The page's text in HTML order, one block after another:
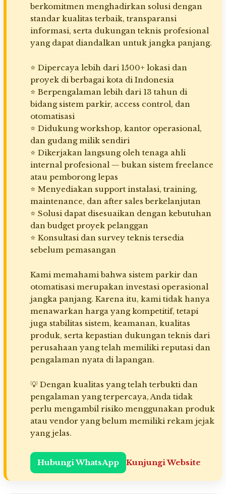
berkomitmen menghadirkan solusi dengan
standar kualitas terbaik, transparansi
informasi, serta dukungan teknis profesional
yang dapat diandalkan untuk jangka panjang.
⭐ Dipercaya lebih dari 1500+ lokasi dan
proyek di berbagai kota di Indonesia
⭐ Berpengalaman lebih dari 13 tahun di
bidang sistem parkir, access control, dan
otomatisasi
⭐ Didukung workshop, kantor operasional,
dan gudang milik sendiri
⭐ Dikerjakan langsung oleh tenaga ahli
internal profesional — bukan sistem freelance
atau pemborong lepas
⭐ Menyediakan support instalasi, training,
maintenance, dan after sales berkelanjutan
⭐ Solusi dapat disesuaikan dengan kebutuhan
dan budget proyek pelanggan
⭐ Konsultasi dan survey teknis tersedia
sebelum pemasangan
Kami memahami bahwa sistem parkir dan
otomatisasi merupakan investasi operasional
jangka panjang. Karena itu, kami tidak hanya
menawarkan harga yang kompetitif, tetapi
juga stabilitas sistem, keamanan, kualitas
produk, serta kepastian dukungan teknis dari
perusahaan yang telah memiliki reputasi dan
pengalaman nyata di lapangan.
💡 Dengan kualitas yang telah terbukti dan
pengalaman yang terpercaya, Anda tidak
perlu mengambil risiko menggunakan produk
atau vendor yang belum memiliki rekam jejak
yang jelas.
Hubungi WhatsApp Kunjungi Website